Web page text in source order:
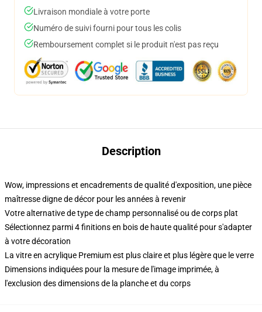
Livraison mondiale à votre porte
Numéro de suivi fourni pour tous les colis
Remboursement complet si le produit n'est pas reçu
Description
Wow, impressions et encadrements de qualité d'exposition, une pièce
maîtresse digne de décor pour les années à revenir
Votre alternative de type de champ personnalisé ou de corps plat
Sélectionnez parmi 4 finitions en bois de haute qualité pour s'adapter
à votre décoration
La vitre en acrylique Premium est plus claire et plus légère que le verre
Dimensions indiquées pour la mesure de l'image imprimée, à
l'exclusion des dimensions de la planche et du corps